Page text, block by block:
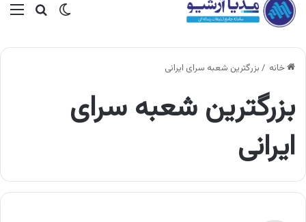
تغییر پوسته
خانه / بزرگترین شعبه سرای ایرانی
بزرگترین شعبه سرای
ایرانی